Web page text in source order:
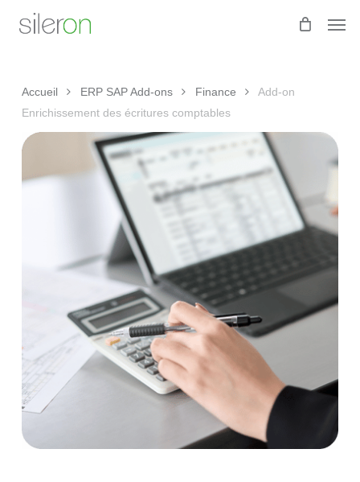
main
Accueil ERP SAP Add-ons Finance
Add-on
Enrichissement des écritures comptables